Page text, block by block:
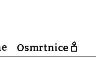
Osmrtnice